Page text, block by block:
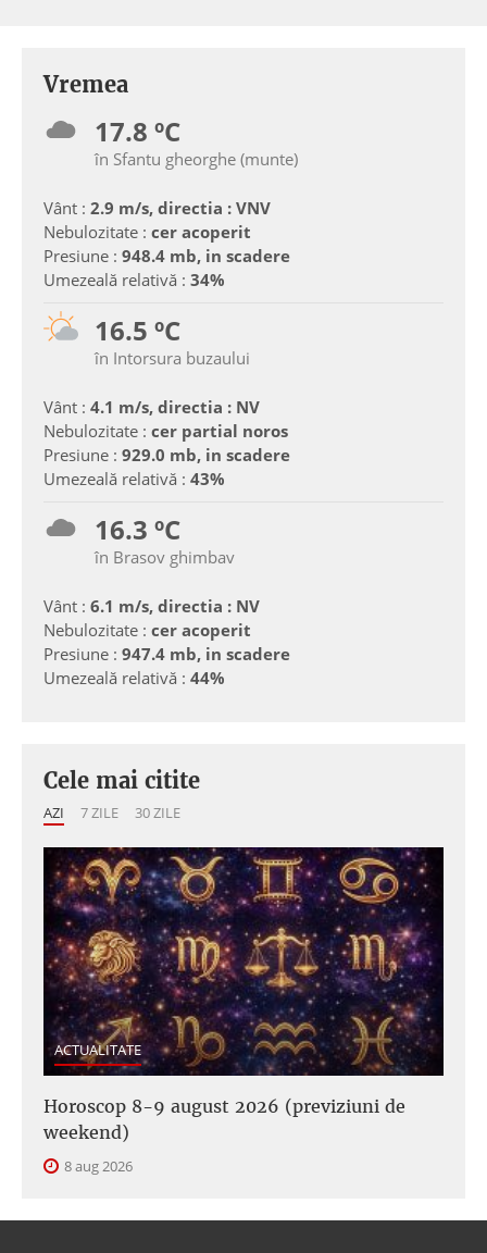
Vremea
17.8 ºC
în Sfantu gheorghe (munte)
Vânt : 2.9 m/s, directia : VNV
Nebulozitate : cer acoperit
Presiune : 948.4 mb, in scadere
Umezeală relativă : 34%
16.5 ºC
în Intorsura buzaului
Vânt : 4.1 m/s, directia : NV
Nebulozitate : cer partial noros
Presiune : 929.0 mb, in scadere
Umezeală relativă : 43%
16.3 ºC
în Brasov ghimbav
Vânt : 6.1 m/s, directia : NV
Nebulozitate : cer acoperit
Presiune : 947.4 mb, in scadere
Umezeală relativă : 44%
Cele mai citite
AZI 7 ZILE 30 ZILE
ACTUALITATE
Horoscop 8-9 august 2026 (previziuni de
weekend)
8 aug 2026